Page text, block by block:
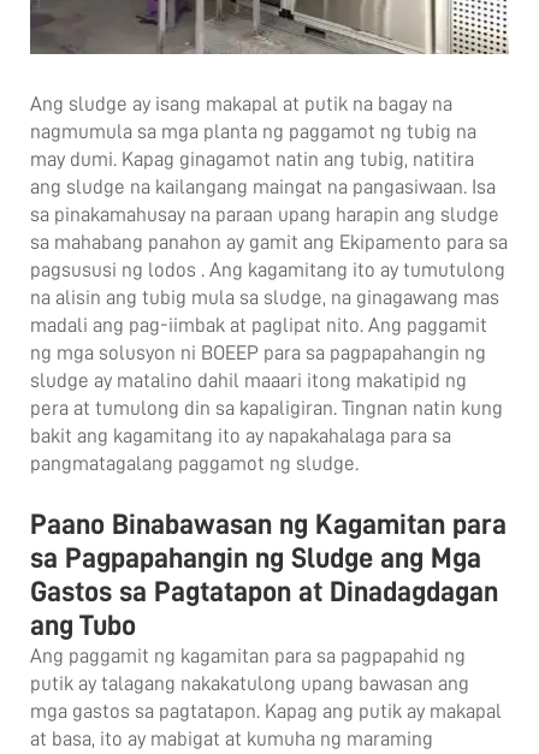
Ang sludge ay isang makapal at putik na bagay na
nagmumula sa mga planta ng paggamot ng tubig na
may dumi. Kapag ginagamot natin ang tubig, natitira
ang sludge na kailangang maingat na pangasiwaan. Isa
sa pinakamahusay na paraan upang harapin ang sludge
sa mahabang panahon ay gamit ang Ekipamento para sa
pagsususi ng lodos . Ang kagamitang ito ay tumutulong
na alisin ang tubig mula sa sludge, na ginagawang mas
madali ang pag-iimbak at paglipat nito. Ang paggamit
ng mga solusyon ni BOEEP para sa pagpapahangin ng
sludge ay matalino dahil maaari itong makatipid ng
pera at tumulong din sa kapaligiran. Tingnan natin kung
bakit ang kagamitang ito ay napakahalaga para sa
pangmatagalang paggamot ng sludge.
Paano Binabawasan ng Kagamitan para
sa Pagpapahangin ng Sludge ang Mga
Gastos sa Pagtatapon at Dinadagdagan
ang Tubo
Ang paggamit ng kagamitan para sa pagpapahid ng
putik ay talagang nakakatulong upang bawasan ang
mga gastos sa pagtatapon. Kapag ang putik ay makapal
at basa, ito ay mabigat at kumuha ng maraming